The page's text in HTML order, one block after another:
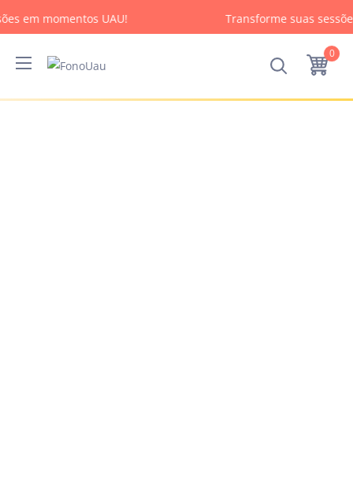
em momentos UAU! Transforme suas
0